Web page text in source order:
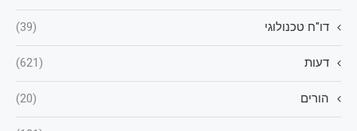
דו"ח טכנולוגי (39)
דעות (621)
הורים (20)